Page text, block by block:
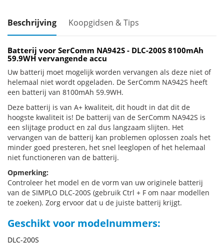
Beschrijving Koopgidsen & Tips
Batterij voor SerComm NA942S - DLC-200S 8100mAh
59.9WH vervangende accu
Uw batterij moet mogelijk worden vervangen als deze niet of
helemaal niet wordt opgeladen. De SerComm NA942S heeft
een batterij van 8100mAh 59.9WH.
Deze batterij is van A+ kwaliteit, dit houdt in dat dit de
hoogste kwaliteit is! De batterij van de SerComm NA942S is
een slijtage product en zal dus langzaam slijten. Het
vervangen van de batterij kan problemen oplossen zoals het
minder goed presteren, het snel leeglopen of het helemaal
niet functioneren van de batterij.
Opmerking:
Controleer het model en de vorm van uw originele batterij
van de SIMPLO DLC-200S (gebruik Ctrl + F om naar modellen
te zoeken). Zorg ervoor dat u de juiste batterij krijgt.
Geschikt voor modelnummers:
DLC-200S